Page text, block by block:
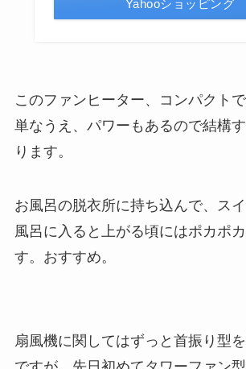
Yahooショッピング
このファンヒーター、コンパクト
単なうえ、パワーもあるので結構
ります。
お風呂の脱衣所に持ち込んで、ス
風呂に入ると上がる頃にはポカポ
す。おすすめ。
扇風機に関してはずっと首振り型